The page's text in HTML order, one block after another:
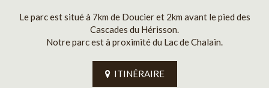
Le parc est situé à 7km de Doucier et 2km avant le pied des
Cascades du Hérisson.
Notre parc est à proximité du Lac de Chalain.
ITINÉRAIRE